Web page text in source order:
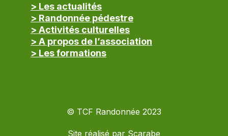
> Les actualités
> Randonnée pédestre
> Activités culturelles
> A propos de l’association
> Les formations
© TCF Randonnée 2023
Site réalisé par Scarabe